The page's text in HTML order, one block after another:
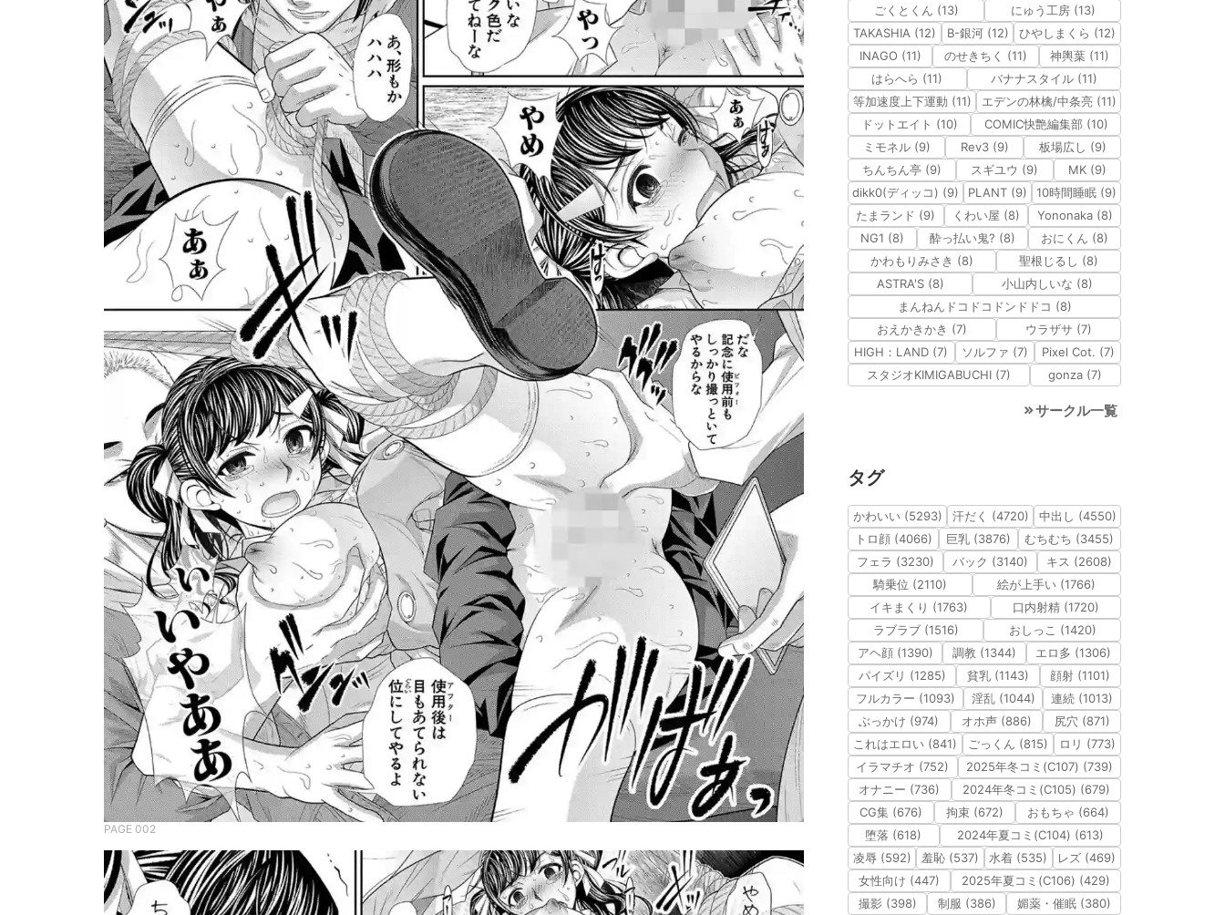
PAGE 002
ごくとくん (13)
にゅう工房 (13)
TAKASHIA (12)
B-銀河 (12)
ひやしまくら (12)
INAGO (11)
のせきちく (11)
神輿葉 (11)
はらへら (11)
バナナスタイル (11)
等加速度上下運動 (11)
エデンの林檎/中条亮 (11)
ドットエイト (10)
COMIC快艶編集部 (10)
ミモネル (9)
Rev3 (9)
板場広し (9)
ちんちん亭 (9)
スギユウ (9)
MK (9)
dikk0(ディッコ) (9)
PLANT (9)
10時間睡眠 (9)
たまランド (9)
くわい屋 (8)
Yononaka (8)
NG1 (8)
酔っ払い鬼? (8)
おにくん (8)
かわもりみさき (8)
聖根じるし (8)
ASTRA'S (8)
小山内しいな (8)
まんねんドコドコドンドドコ (8)
おえかきかき (7)
ウラザサ (7)
HIGH：LAND (7)
ソルファ (7)
Pixel Cot. (7)
スタジオKIMIGABUCHI (7)
gonza (7)
サークル一覧
タグ
かわいい (5293) 汗だく (4720)
中出し (4550)
トロ顔 (4066)
巨乳 (3876)
むちむち (3455)
フェラ (3230)
バック (3140)
キス (2608)
騎乗位 (2110)
絵が上手い (1766)
イキまくり (1763)
口内射精 (1720)
ラブラブ (1516)
おしっこ (1420)
アヘ顔 (1390)
調教 (1344)
エロ多 (1306)
パイズリ (1285)
貧乳 (1143)
顔射 (1101)
フルカラー (1093)
淫乱 (1044)
連続 (1013)
ぶっかけ (974)
オホ声 (886)
尻穴 (871)
これはエロい (841)
ごっくん (815)
ロリ (773)
イラマチオ (752)
2025年冬コミ(C107) (739)
オナニー (736)
2024年冬コミ(C105) (679)
CG集 (676)
拘束 (672)
おもちゃ (664)
堕落 (618)
2024年夏コミ(C104) (613)
凌辱 (592)
羞恥 (537) 水着 (535)
レズ (469)
女性向け (447)
2025年夏コミ(C106) (429)
撮影 (398)
制服 (386)
媚薬・催眠 (380)